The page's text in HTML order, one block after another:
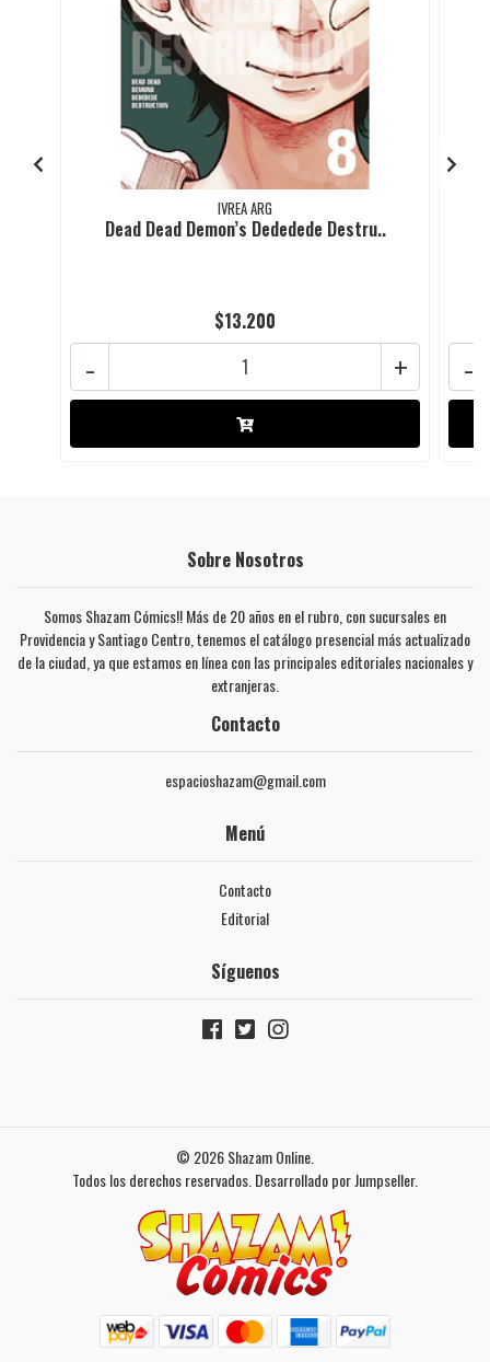
IVREA ARG
Dead Dead Demon’s Dededede Destru..
$13.200
+
- -
Sobre Nosotros
Somos Shazam Cómics!! Más de 20 años en el rubro, con sucursales en
Providencia y Santiago Centro, tenemos el catálogo presencial más actualizado
de la ciudad, ya que estamos en línea con las principales editoriales nacionales y
extranjeras.
Contacto
espacioshazam@gmail.com
Menú
Contacto
Editorial
Síguenos
© 2026 Shazam Online.
Todos los derechos reservados.Desarrollado por Jumpseller.